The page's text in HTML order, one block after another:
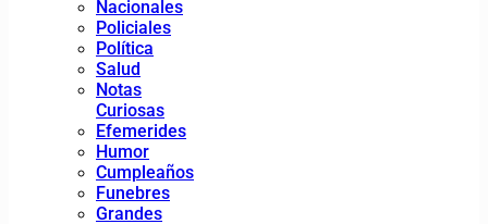
Nacionales
Policiales
Política
Salud
Notas
Curiosas
Efemerides
Humor
Cumpleaños
Funebres
Grandes